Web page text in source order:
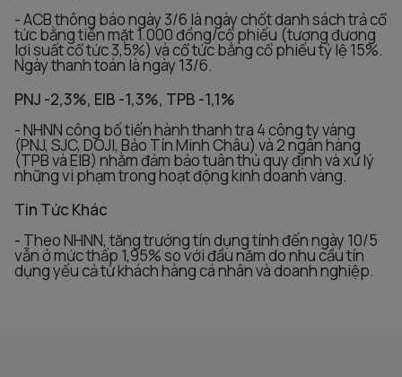
- ACB thông báo ngày 3/6 là ngày chốt danh sách trả cổ
tức bằng tiền mặt 1.000 đồng/cổ phiếu (tương đương
lợi suất cổ tức 3,5%) và cổ tức bằng cổ phiếu tỷ lệ 15%.
Ngày thanh toán là ngày 13/6.
PNJ -2,3%, EIB -1,3%, TPB -1,1%
- NHNN công bố tiến hành thanh tra 4 công ty vàng
(PNJ, SJC, DOJI, Bảo Tín Minh Châu) và 2 ngân hàng
(TPB và EIB) nhằm đảm bảo tuân thủ quy định và xử lý
những vi phạm trong hoạt động kinh doanh vàng.
Tin Tức Khác
- Theo NHNN, tăng trưởng tín dụng tính đến ngày 10/5
vẫn ở mức thấp 1,95% so với đầu năm do nhu cầu tín
dụng yếu cả từ khách hàng cá nhân và doanh nghiệp.